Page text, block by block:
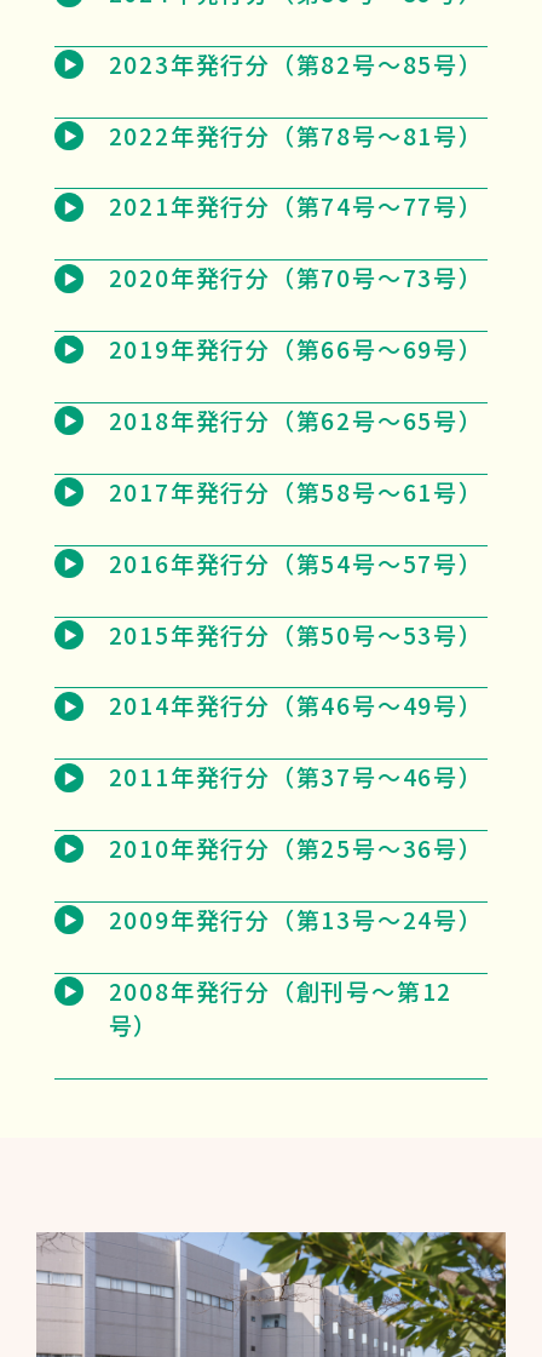
2023年発行分（第82号～85号）
2022年発行分（第78号～81号）
2021年発行分（第74号～77号）
2020年発行分（第70号～73号）
2019年発行分（第66号～69号）
2018年発行分（第62号～65号）
2017年発行分（第58号～61号）
2016年発行分（第54号～57号）
2015年発行分（第50号～53号）
2014年発行分（第46号～49号）
2011年発行分（第37号～46号）
2010年発行分（第25号～36号）
2009年発行分（第13号～24号）
2008年発行分（創刊号～第12
号）